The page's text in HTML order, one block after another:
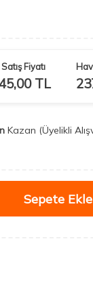
Satış Fiyatı
TL
Kazan (Üyelikli
Sepete Ekle